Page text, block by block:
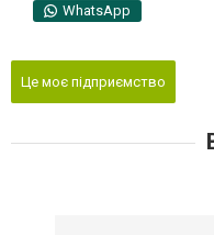
WhatsApp
Це моє підприємство